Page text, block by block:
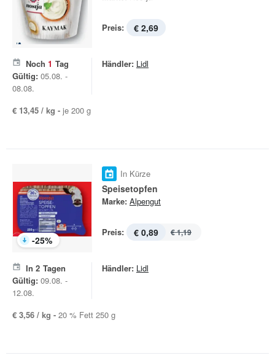
Preis: € 2,69
Noch 1 Tag
Gültig: 05.08. -
08.08.
Händler: Lidl
€ 13,45 / kg - je 200 g
-25%
In Kürze
Speisetopfen
Marke: Alpengut
Preis: € 0,89 € 1,19
In 2 Tagen
Gültig: 09.08. -
12.08.
Händler: Lidl
€ 3,56 / kg - 20 % Fett 250 g